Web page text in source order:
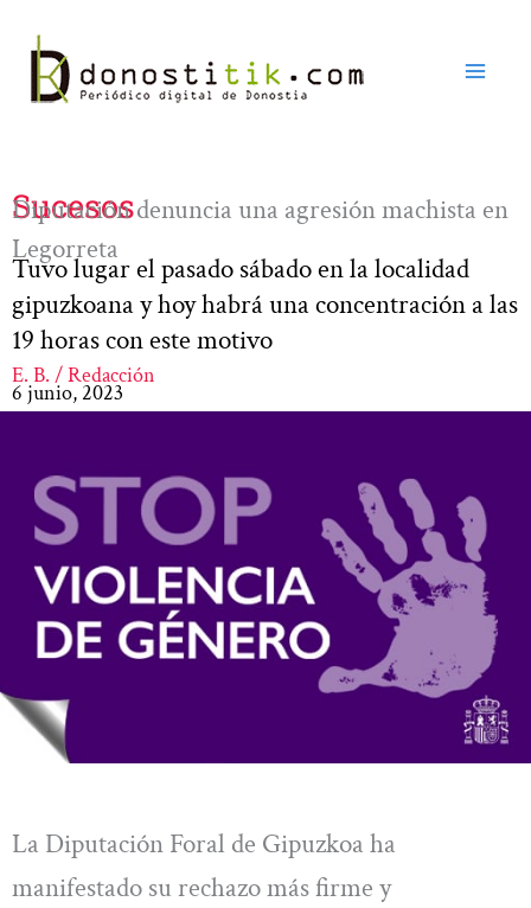
contenido
Sucesos
Diputación denuncia una agresión machista en
Legorreta
Tuvo lugar el pasado sábado en la localidad
gipuzkoana y hoy habrá una concentración a las
19 horas con este motivo
E. B. / Redacción
6 junio, 2023
La Diputación Foral de Gipuzkoa ha
manifestado su rechazo más firme y